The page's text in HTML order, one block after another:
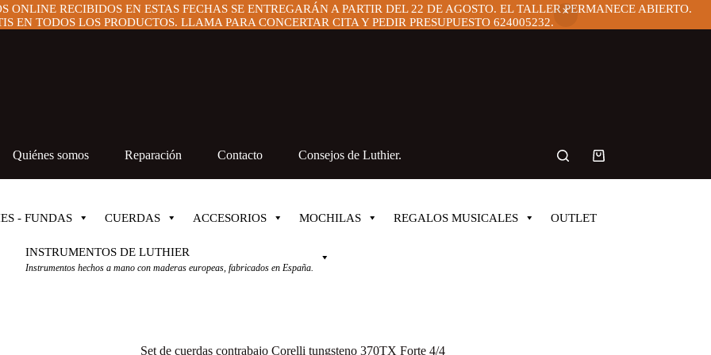
RECIBIDOS EN ESTAS FECHAS SE ENTREGARÁN A PARTIR DEL 22 DE AGOSTO. EL TALLER PERMANECE ABIERTO.
EN TODOS LOS PRODUCTOS. LLAMA PARA CONCERTAR CITA Y PEDIR PRESUPUESTO 624005232.
Quiénes somos Reparación Contacto Consejos de Luthier.
Carro
- FUNDAS CUERDAS ACCESORIOS MOCHILAS REGALOS MUSICALES OUTLET
INSTRUMENTOS DE LUTHIER
Instrumentos hechos a mano con maderas europeas, fabricados en España.
Set de cuerdas contrabajo Corelli tungsteno 370TX Forte 4/4